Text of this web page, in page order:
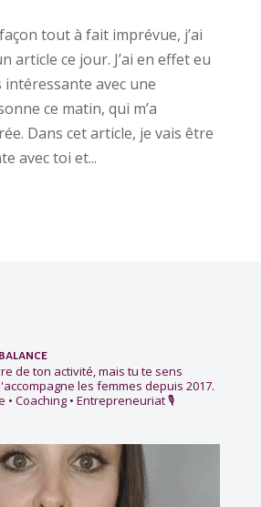
tout à fait imprévue, j’ai
article ce jour. J’ai en effet eu
intéressante avec une
ce matin, qui m’a
Dans cet article, je vais être
avec toi et...
de ton activité, mais tu te sens
les femmes depuis 2017.
• Coaching • Entrepreneuriat🎙️